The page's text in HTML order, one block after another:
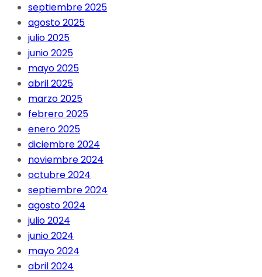
septiembre 2025
agosto 2025
julio 2025
junio 2025
mayo 2025
abril 2025
marzo 2025
febrero 2025
enero 2025
diciembre 2024
noviembre 2024
octubre 2024
septiembre 2024
agosto 2024
julio 2024
junio 2024
mayo 2024
abril 2024